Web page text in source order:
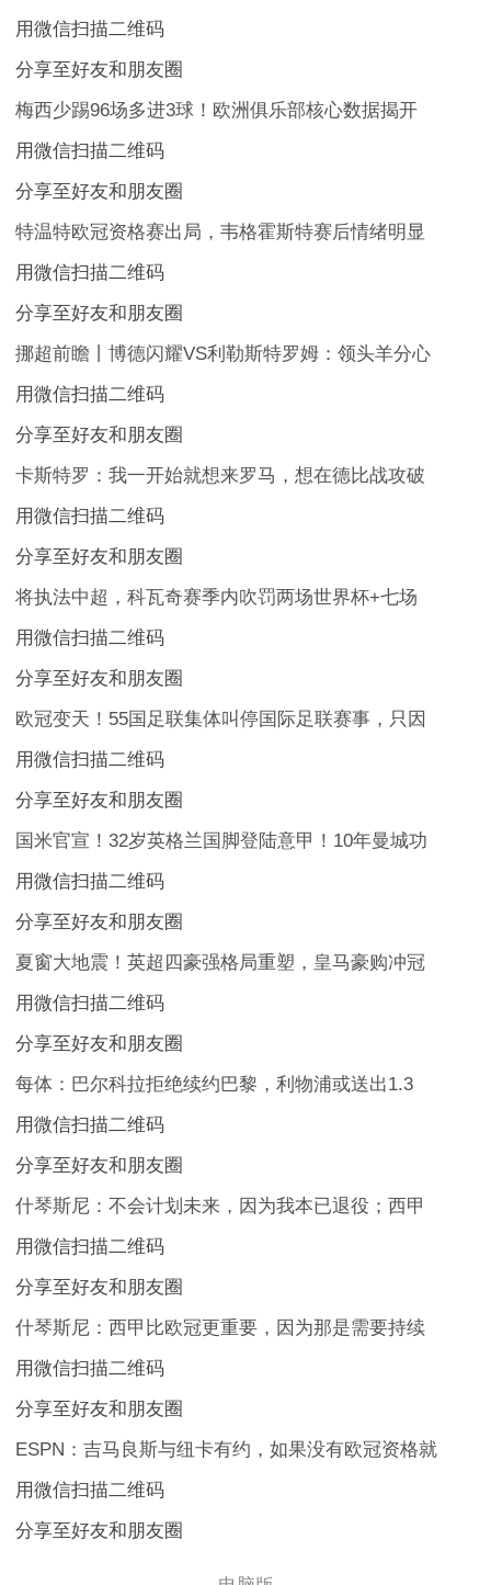
用微信扫描二维码
分享至好友和朋友圈
梅西少踢96场多进3球！欧洲俱乐部核心数据揭开
用微信扫描二维码
分享至好友和朋友圈
特温特欧冠资格赛出局，韦格霍斯特赛后情绪明显
用微信扫描二维码
分享至好友和朋友圈
挪超前瞻丨博德闪耀VS利勒斯特罗姆：领头羊分心
用微信扫描二维码
分享至好友和朋友圈
卡斯特罗：我一开始就想来罗马，想在德比战攻破
用微信扫描二维码
分享至好友和朋友圈
将执法中超，科瓦奇赛季内吹罚两场世界杯+七场
用微信扫描二维码
分享至好友和朋友圈
欧冠变天！55国足联集体叫停国际足联赛事，只因
用微信扫描二维码
分享至好友和朋友圈
国米官宣！32岁英格兰国脚登陆意甲！10年曼城功
用微信扫描二维码
分享至好友和朋友圈
夏窗大地震！英超四豪强格局重塑，皇马豪购冲冠
用微信扫描二维码
分享至好友和朋友圈
每体：巴尔科拉拒绝续约巴黎，利物浦或送出1.3
用微信扫描二维码
分享至好友和朋友圈
什琴斯尼：不会计划未来，因为我本已退役；西甲
用微信扫描二维码
分享至好友和朋友圈
什琴斯尼：西甲比欧冠更重要，因为那是需要持续
用微信扫描二维码
分享至好友和朋友圈
ESPN：吉马良斯与纽卡有约，如果没有欧冠资格就
用微信扫描二维码
分享至好友和朋友圈